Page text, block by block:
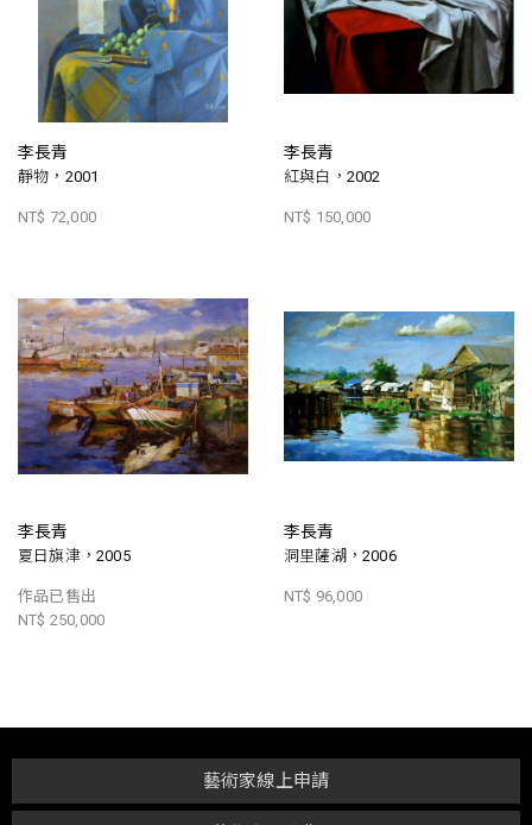
李長青
靜物，2001
NT$ 72,000
李長青
紅與白，2002
NT$ 150,000
李長青
夏日旗津，2005
作品已售出
NT$ 250,000
李長青
洞里薩湖，2006
NT$ 96,000
藝術家線上申請